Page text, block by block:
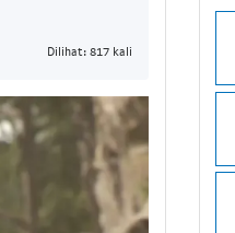
Dilihat: 817 kali